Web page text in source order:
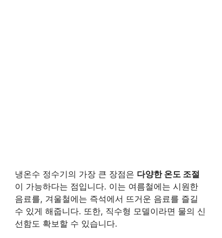
냉온수 정수기의 가장 큰 장점은 다양한 온도 조절
이 가능하다는 점입니다. 이는 여름철에는 시원한
음료를, 겨울철에는 즉석에서 뜨거운 음료를 즐길
수 있게 해줍니다. 또한, 직수형 모델이라면 물의 신
선함도 확보할 수 있습니다.